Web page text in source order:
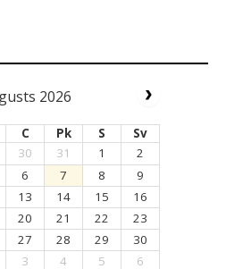
2026
C Pk S
Sv
30 31 1
2
6 7 8
9
13 14 15
16
20 21 22
23
27 28 29
30
3 4 5 6